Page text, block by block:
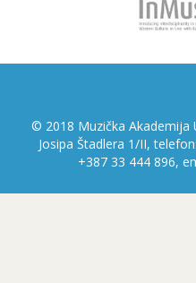
© 2018 Muzička Akademija
Josipa Štadlera 1/II,
+387 33 444 896,